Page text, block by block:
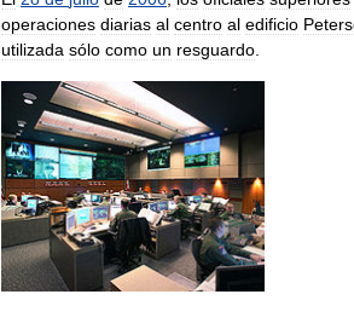
operaciones diarias al centro al edificio
utilizada sólo como un resguardo